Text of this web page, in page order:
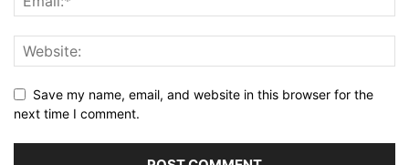
Save my name, email, and website in this browser for the
next time I comment.